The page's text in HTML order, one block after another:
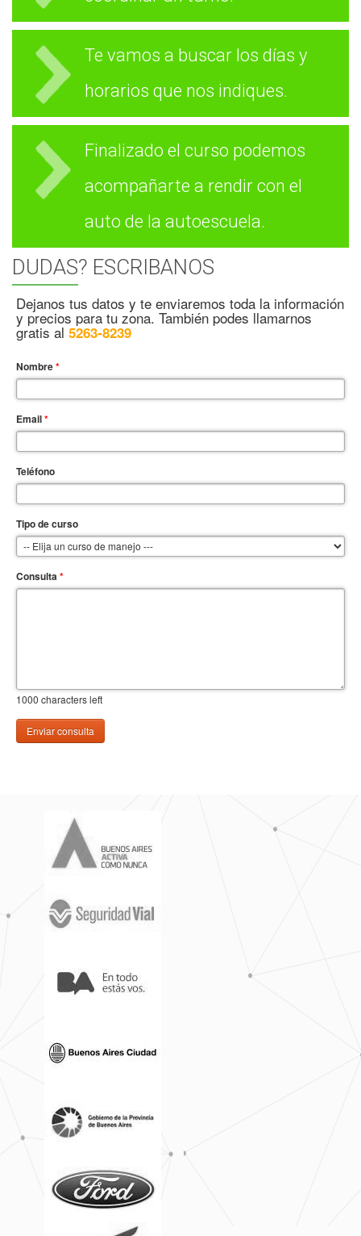
Te vamos a buscar los días y
horarios que nos indiques.
Finalizado el curso podemos
acompañarte a rendir con el
auto de la autoescuela.
DUDAS? ESCRIBANOS
Dejanos tus datos y te enviaremos toda la información
y precios para tu zona. También podes llamarnos
gratis al 5263-8239
Nombre*
Email*
Teléfono
Tipo de curso
Consulta *
1000 characters left
Enviar consulta